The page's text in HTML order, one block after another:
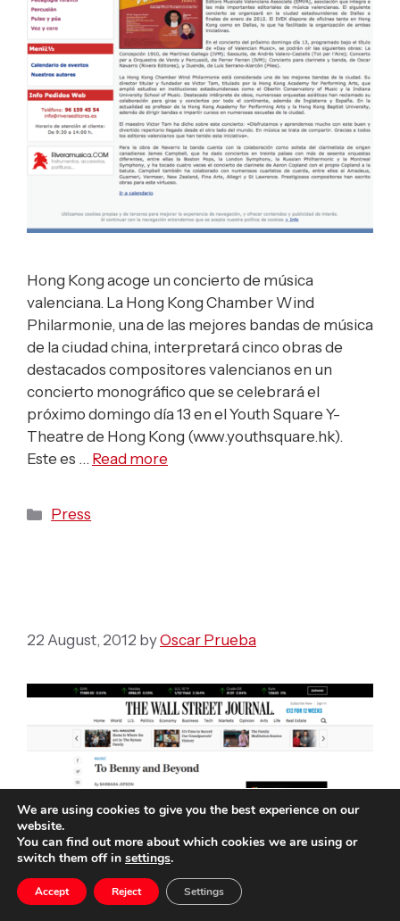
Hong Kong acoge un concierto de música
valenciana. La Hong Kong Chamber Wind
Philarmonie, una de las mejores bandas de música
de la ciudad china, interpretará cinco obras de
destacados compositores valencianos en un
concierto monográfico que se celebrará el
próximo domingo día 13 en el Youth Square Y-
Theatre de Hong Kong (www.youthsquare.hk).
Este es … Read more
Categories
Press
22 August, 2012 byOscar Prueba
We are using cookies to give you the best experience on our
website.
You can find out more about which cookies we are using or
switch them off in settings.
Accept Reject Settings